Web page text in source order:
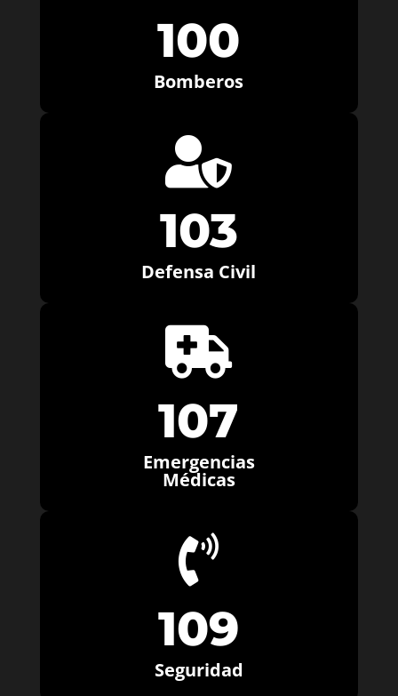
100
Bomberos

103
Defensa Civil

107
Emergencias
Médicas

109
Seguridad